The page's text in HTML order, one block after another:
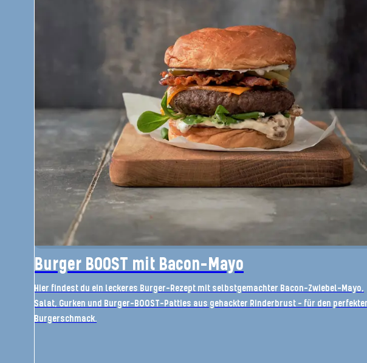
Burger BOOST mit Bacon-Mayo
Hier findest du ein leckeres Burger-Rezept mit selbstgemachter Bacon-Zwiebel-Mayo,
Salat, Gurken und Burger-BOOST-Patties aus gehackter Rinderbrust – für den
Burgerschmack.